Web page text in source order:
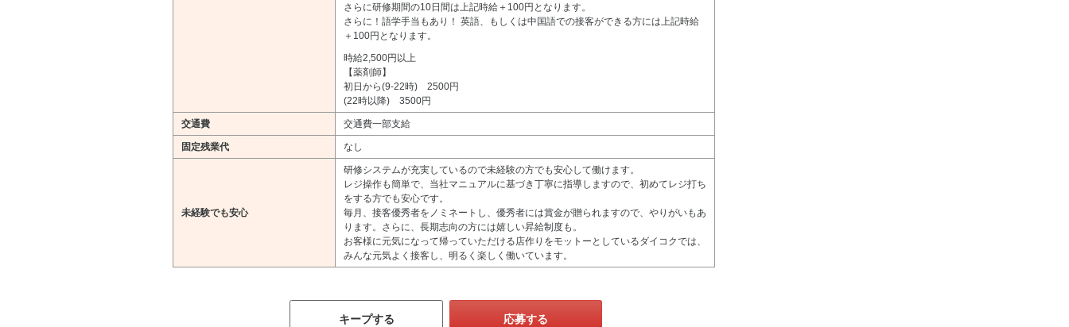
さらに研修期間の10日間は上記時給＋100円となります。
さらに！語学手当もあり！ 英語、もしくは中国語での接客ができる方には上記時給
＋100円となります。
時給2,500円以上
【薬剤師】
初日から(9-22時) 2500円
(22時以降) 3500円
交通費 交通費一部支給
固定残業代 なし
未経験でも安心
研修システムが充実しているので未経験の方でも安心して働けます。
レジ操作も簡単で、当社マニュアルに基づき丁寧に指導しますので、初めてレジ打ち
をする方でも安心です。
毎月、接客優秀者をノミネートし、優秀者には賞金が贈られますので、やりがいもあ
ります。さらに、長期志向の方には嬉しい昇給制度も。
お客様に元気になって帰っていただける店作りをモットーとしているダイコクでは、
みんな元気よく接客し、明るく楽しく働いています。
キープする 応募する